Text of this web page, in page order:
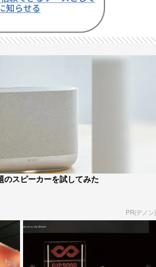
のスピーカーを試してみた
PR(デノン)